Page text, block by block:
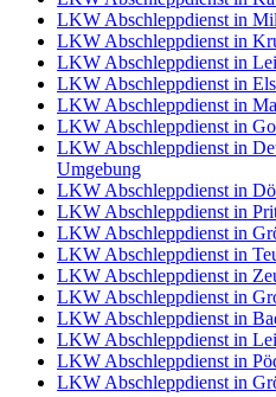
LKW Abschleppdienst in
LKW Abschleppdienst in
LKW Abschleppdienst in
LKW Abschleppdienst in
LKW Abschleppdienst in
LKW Abschleppdienst in
LKW Abschleppdienst in
Umgebung
LKW Abschleppdienst in
LKW Abschleppdienst in
LKW Abschleppdienst in
LKW Abschleppdienst in
LKW Abschleppdienst in
LKW Abschleppdienst in
LKW Abschleppdienst in
LKW Abschleppdienst in
LKW Abschleppdienst in
LKW Abschleppdienst in